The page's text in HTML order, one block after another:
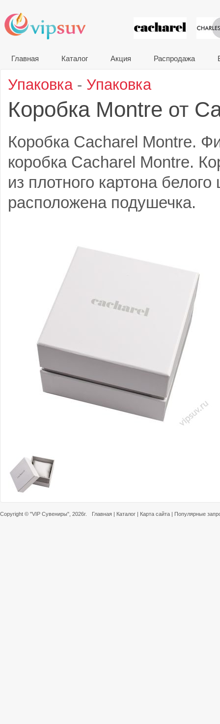
VIP
Главная Каталог Акция Распродажа
Упаковка- Упаковка
Коробка Montre от
Коробка Cacharel Montre.
коробка Cacharel Montre.
из плотного картона белого
расположена подушечка.
Copyright © "VIP Сувениры" , 2026г. Главная | Каталог | Карта сайта | Популярные